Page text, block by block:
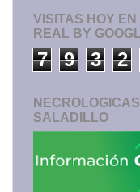
VISITAS HOY EN
REAL BY
7 9 3 2
SALADILLO